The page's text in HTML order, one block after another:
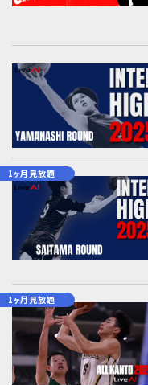
1ヶ月見放題
1ヶ月見放題